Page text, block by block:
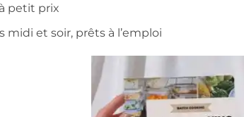
petit prix
midi et soir, prêts à l’emploi